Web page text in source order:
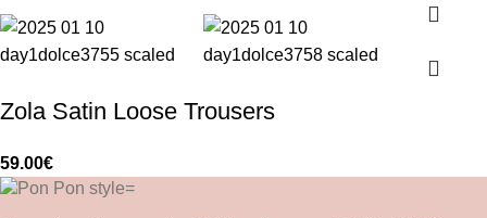
Zola Satin Loose Trousers
59.00€